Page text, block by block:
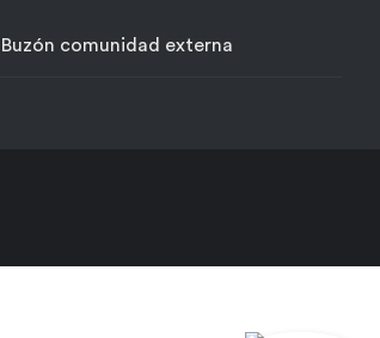
Buzón comunidad externa